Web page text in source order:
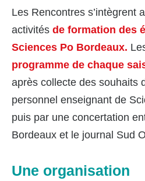
Les Rencontres s’intègrent
activités de formation des
Sciences Po Bordeaux.
programme de chaque
après collecte des souhaits
personnel enseignant de
puis par une concertation
Bordeaux et le journal Sud
Une organisation